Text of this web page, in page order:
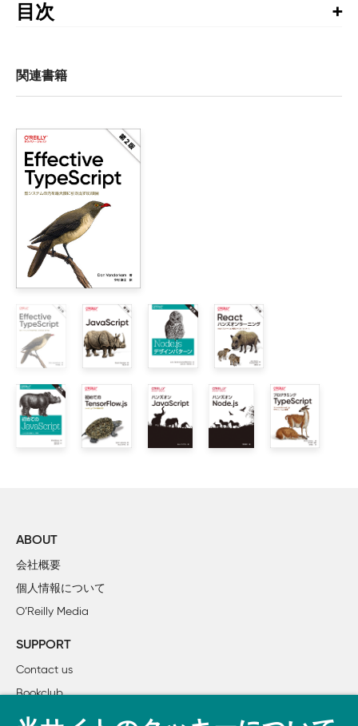
目次
まえがき
1章　JavaScriptからTypeScriptへ
    1.1　JavaScriptの歴史
    1.2　バニラJavaScriptの欠陥
        1.2.1　コストのかかる自由
        1.2.2　規律のないドキュメンテーション
        1.2.3　開発者用ツールの弱さ
    1.3　TypeScript！
        1.4.1　実践TypeScript
        1.4.2　制限による自由
        1.4.3　正確なドキュメンテーション
        1.4.5　構文のコンパイル
    1.5　ローカルでTypeScriptを始める
        1.5.1　ローカルで実行する
        1.6.3　JavaScriptよりも遅い
        1.6.4　進化が終わった
2章　型システム
        2.1.2　エラーの種類
    2.2　割り当て可能性
        2.2.1　割り当て可能性エラーの理解
関連書籍
ABOUT
会社概要
個人情報について
O’Reilly Media
SUPPORT
Contact us
Bookclub
書籍注文